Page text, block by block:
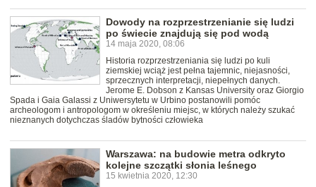
Dowody na rozprzestrzenianie się ludzi
po świecie znajdują się pod wodą
14 maja 2020, 08:06
Historia rozprzestrzeniania się ludzi po kuli
ziemskiej wciąż jest pełna tajemnic, niejasności,
sprzecznych interpretacji, niepełnych danych.
Jerome E. Dobson z Kansas University oraz Giorgio
Spada i Gaia Galassi z Uniwersytetu w Urbino postanowili pomóc
archeologom i antropologom w określeniu miejsc, w których należy szukać
nieznanych dotychczas śladów bytności człowieka
Warszawa: na budowie metra odkryto
kolejne szczątki słonia leśnego
15 kwietnia 2020, 12:30